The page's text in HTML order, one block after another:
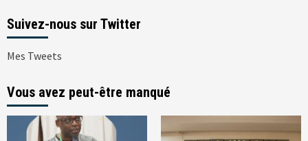
Suivez-nous sur Twitter
Mes Tweets
Vous avez peut-être manqué